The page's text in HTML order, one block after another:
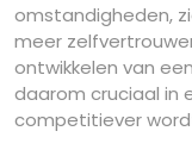
omstandigheden,
meer
ontwikkelen van
daarom cruciaal in
competitiever